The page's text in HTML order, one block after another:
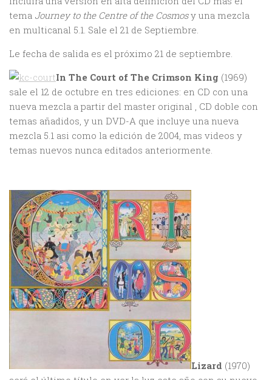
tema Journey to the Centre of the Cosmosy una mezcla
en multicanal 5.1. Sale el 21 de Septiembre.
Le fecha de salida es el próximo 21 de septiembre.
In The Court of The Crimson King (1969)
sale el 12 de octubre en tres ediciones: en CD con una
nueva mezcla a partir del master original , CD doble con
temas añadidos, y un DVD-A que incluye una nueva
mezcla 5.1 asi como la edición de 2004, mas videos y
temas nuevos nunca editados anteriormente.
Lizard (1970)